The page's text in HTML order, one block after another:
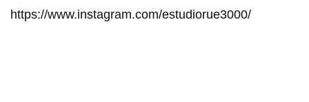
https://www.instagram.com/estudiorue3000/